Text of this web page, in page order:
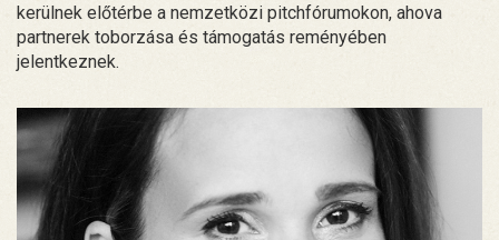
kerülnek előtérbe a nemzetközi pitchfórumokon, ahova
partnerek toborzása és támogatás reményében
jelentkeznek.